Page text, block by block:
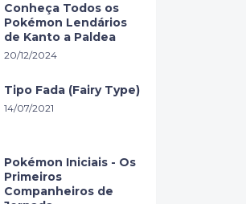
Conheça Todos os
Pokémon Lendários
de Kanto a Paldea
20/12/2024
Tipo Fada (Fairy Type)
14/07/2021
Pokémon Iniciais - Os
Primeiros
Companheiros de